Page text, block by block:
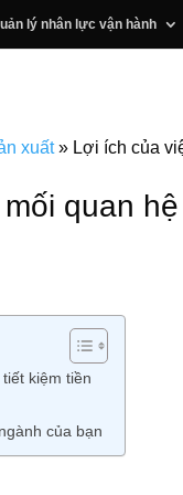
lý nhân lực vận hành
xuất» Lợi ích của
quan
kiệm tiền
của bạn